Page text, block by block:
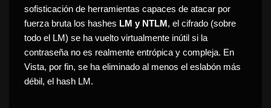
sofisticación de herramientas capaces de atacar por
fuerza bruta los hashes LM y NTLM, el cifrado (sobre
todo el LM) se ha vuelto virtualmente inútil si la
contraseña no es realmente entrópica y compleja. En
Vista, por fin, se ha eliminado al menos el eslabón más
débil, el hash LM.